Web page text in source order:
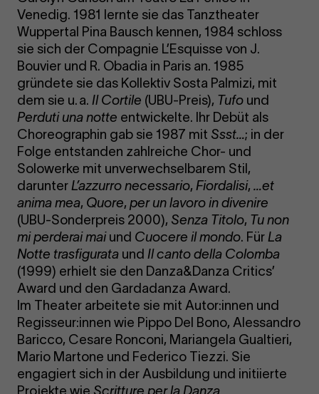
Venedig. 1981 lernte sie das Tanztheater
Wuppertal Pina Bausch kennen, 1984 schloss
sie sich der Compagnie L’Esquisse von J.
Bouvier und R. Obadia in Paris an. 1985
gründete sie das Kollektiv Sosta Palmizi, mit
dem sie u. a. Il Cortile (UBU-Preis), Tufo und
Perduti una notte entwickelte. Ihr Debüt als
Choreographin gab sie 1987 mit Ssst…; in der
Folge entstanden zahlreiche Chor- und
Solowerke mit unverwechselbarem Stil,
darunter L’azzurro necessario, Fiordalisi,…et
anima mea, Quore,per un lavoro in divenire
(UBU-Sonderpreis 2000), Senza Titolo, Tu non
mi perderai maiund Cuocere il mondo. Für La
Notte trasfigurata und Il canto della Colomba
(1999) erhielt sie den Danza&Danza Critics’
Award und den Gardadanza Award.
Im Theater arbeitete sie mit Autor:innen und
Regisseur:innen wie Pippo Del Bono, Alessandro
Baricco, Cesare Ronconi, Mariangela Gualtieri,
Mario Martone und Federico Tiezzi. Sie
engagiert sich in der Ausbildung und initiierte
Projekte wie Scritture per la Danza